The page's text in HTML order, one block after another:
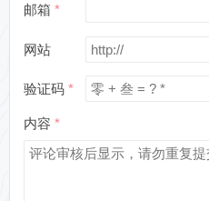
邮箱
网站
验证码
内容